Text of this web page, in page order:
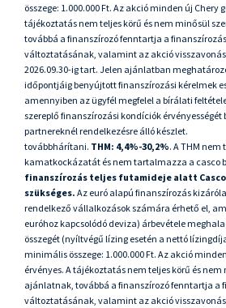
összege: 1.000.000 Ft. Az akció minden új Chery
tájékoztatás nem teljes körű és nem minősül
továbbá a finanszírozó fenntartja a
változtatásának, valamint az akció
2026.09.30-ig tart. Jelen ajánlatban
időpontjáig benyújtott finanszírozási kérelmek
amennyiben az ügyfél megfelel a bírálati
szereplő finanszírozási kondíciók érvényességét
partnereknél rendelkezésre álló készlet.
továbbhárítani. THM: 4,4%-30,2%. A THM
kamatkockázatát és nem tartalmazza a casco
finanszírozás teljes futamideje alatt
szükséges. Az euró alapú finanszírozás
rendelkező vállalkozások számára érhető el,
euróhoz kapcsolódó deviza) árbevétele
összegét (nyíltvégű lízing esetén a nettó
minimális összege: 1.000.000 Ft. Az akció
érvényes. A tájékoztatás nem teljes körű és
ajánlatnak, továbbá a finanszírozó fenntartja a
változtatásának, valamint az akció